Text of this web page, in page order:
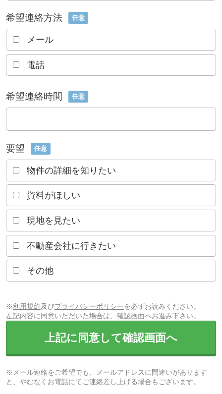
希望連絡方法 任意
メール
電話
希望連絡時間 任意
要望 任意
物件の詳細を知りたい
資料がほしい
現地を見たい
不動産会社に行きたい
その他
※利用規約及びプライバシーポリシーを必ずお読みください。
左記内容に同意いただいた場合は、確認画面へお進み下さい。
上記に同意して確認画面へ
※メール連絡をご希望でも、メールアドレスに間違いがあります
と、やむなくお電話にてご連絡差し上げる場合もございます。